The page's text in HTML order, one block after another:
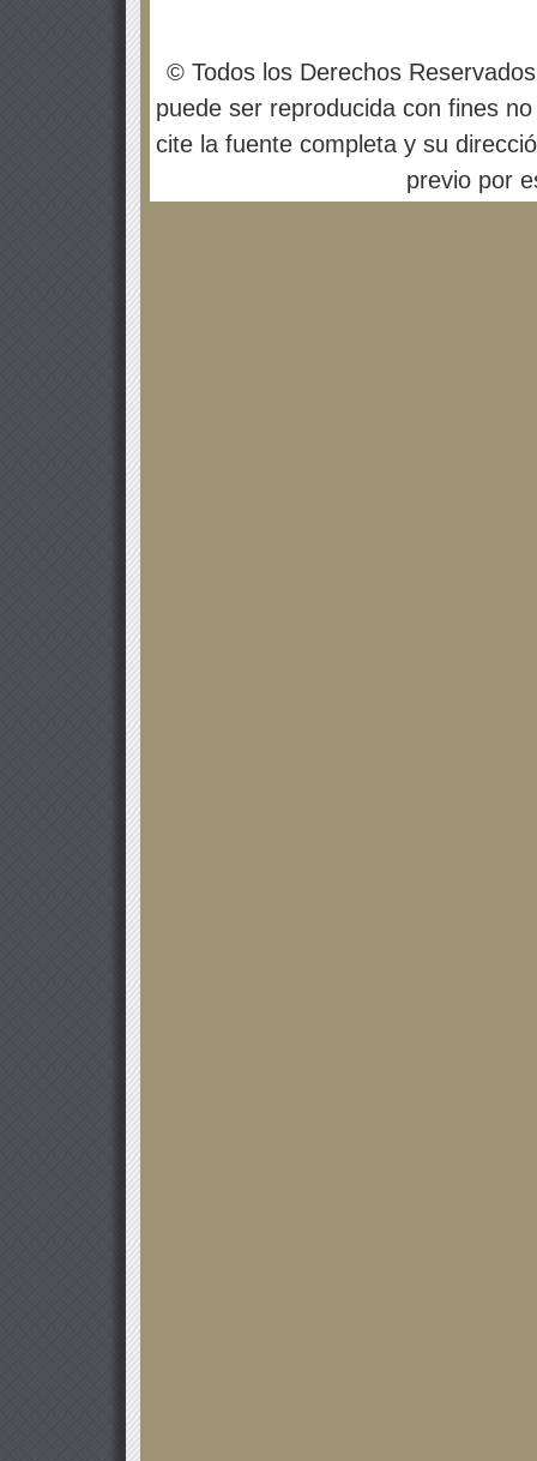
© Todos los Derechos
puede ser reproducida con fines
cite la fuente completa y su
previo por